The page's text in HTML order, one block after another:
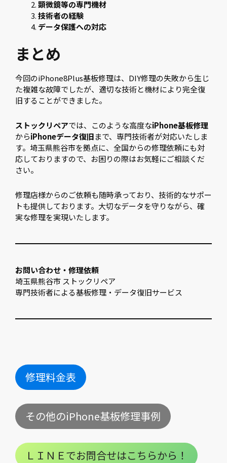
顕微鏡等の専門機材
技術者の経験
データ保護への対応
まとめ
今回のiPhone8Plus基板修理は、DIY修理の失敗から生じ
た複雑な故障でしたが、適切な技術と機材により完全復
旧することができました。
ストックリペアでは、このような高度なiPhone基板修理
からiPhoneデータ復旧まで、専門技術者が対応いたしま
す。埼玉県熊谷市を拠点に、全国からの修理依頼にも対
応しておりますので、お困りの際はお気軽にご相談くだ
さい。
修理店様からのご依頼も随時承っており、技術的なサポー
トも提供しております。大切なデータを守りながら、確
実な修理を実現いたします。
お問い合わせ・修理依頼
埼玉県熊谷市 ストックリペア
専門技術者による基板修理・データ復旧サービス
修理料金表
その他のiPhone基板修理事例
ＬＩＮＥでお問合せはこちらから！